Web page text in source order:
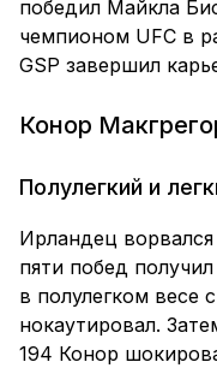
победил Майкла
чемпионом UFC в
GSP завершил
Конор
Полулегкий и
Ирландец
пяти побед
в полулегком весе
нокаутировал.
194 Конор